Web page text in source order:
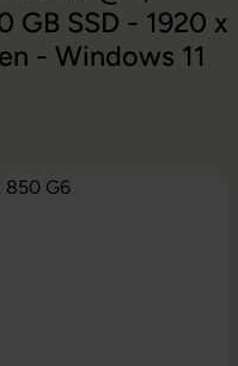
GB SSD - 1920 x
- Windows 11